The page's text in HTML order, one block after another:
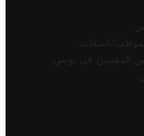
المتقاعد
المقيمين في تونس